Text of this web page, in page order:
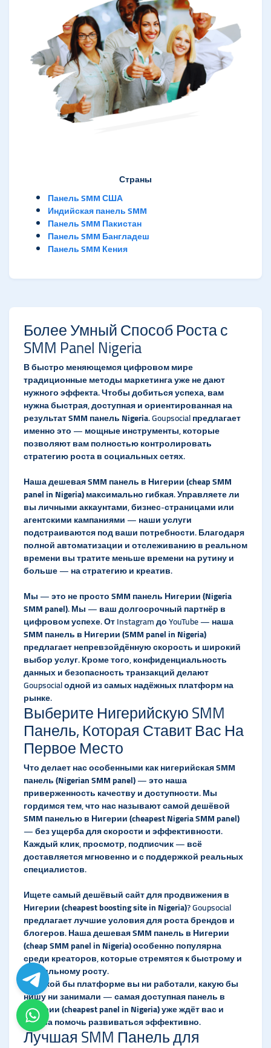
Страны
Панель SMM США
Индийская панель SMM
Панель SMM Пакистан
Панель SMM Бангладеш
Панель SMM Кения
Более Умный Способ Роста с
SMM Panel Nigeria
В быстро меняющемся цифровом мире
традиционные методы маркетинга уже не дают
нужного эффекта. Чтобы добиться успеха, вам
нужна быстрая, доступная и ориентированная на
результатSMM панель Nigeria. Goupsocial предлагает
именно это — мощные инструменты, которые
позволяют вам полностью контролировать
стратегию роста в социальных сетях.
Нашадешевая SMM панель в Нигерии (cheap SMM
panel in Nigeria)максимально гибкая. Управляете ли
вы личными аккаунтами, бизнес-страницами или
агентскими кампаниями — наши услуги
подстраиваются под ваши потребности. Благодаря
полной автоматизации и отслеживанию в реальном
времени вы тратите меньше времени на рутину и
больше — на стратегию и креатив.
Мы — это не простоSMM панель Нигерии (Nigeria
SMM panel). Мы — ваш долгосрочный партнёр в
цифровом успехе. От Instagram до YouTube — наша
SMM панель в Нигерии (SMM panel in Nigeria)
предлагает непревзойдённую скорость и широкий
выбор услуг. Кроме того, конфиденциальность
данных и безопасность транзакций делают
Goupsocial одной из самых надёжных платформ на
рынке.
Выберите Нигерийскую SMM
Панель, Которая Ставит Вас На
Первое Место
Что делает нас особенными какнигерийская SMM
панель (Nigerian SMM panel)— это наша
приверженность качеству и доступности. Мы
гордимся тем, что нас называютсамой дешёвой
SMM панелью в Нигерии (cheapest Nigeria SMM panel)
— без ущерба для скорости и эффективности.
Каждый клик, просмотр, подписчик — всё
доставляется мгновенно и с поддержкой реальных
специалистов.
Ищетесамый дешёвый сайт для продвижения в
Нигерии (cheapest boosting site in Nigeria)? Goupsocial
предлагает лучшие условия для роста брендов и
блогеров. Нашадешевая SMM панель в Нигерии
(cheap SMM panel in Nigeria)особенно популярна
среди креаторов, которые стремятся к быстрому и
стабильному росту.
На какой бы платформе вы ни работали, какую бы
нишу ни занимали —самая доступная панель в
Нигерии (cheapest panel in Nigeria)уже ждёт вас и
готова помочь развиваться эффективно.
Лучшая SMM Панель для